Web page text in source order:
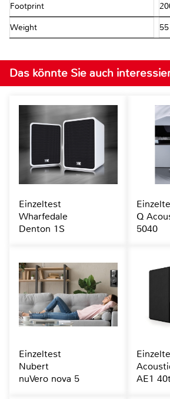
Footprint
Weight
Das könnte Sie auch
Einzeltest
Wharfedale
Denton 1S
Q
5040
Einzeltest
Nubert
nuVero nova 5
AE1